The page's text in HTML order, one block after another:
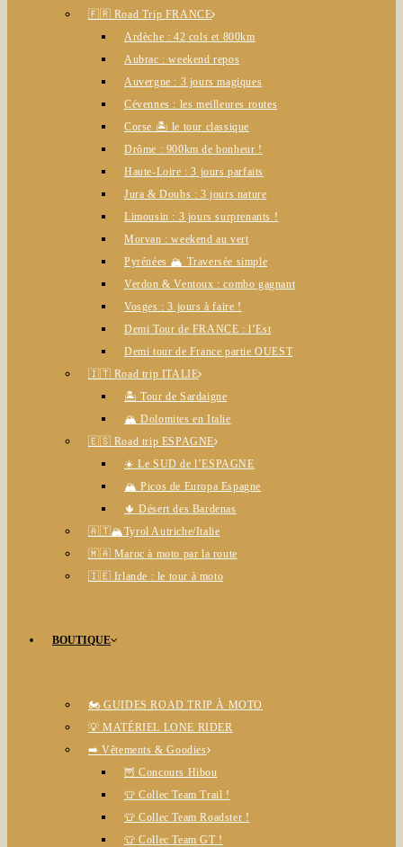
🇫🇷 Road Trip FRANCE
Ardèche : 42 cols et 800km
Aubrac : weekend repos
Auvergne : 3 jours magiques
Cévennes : les meilleures routes
Corse 🏝️ le tour classique
Drôme : 900km de bonheur !
Haute-Loire : 3 jours parfaits
Jura & Doubs : 3 jours nature
Limousin : 3 jours surprenants !
Morvan : weekend au vert
Pyrénées 🏔️ Traversée simple
Verdon & Ventoux : combo gagnant
Vosges : 3 jours à faire !
Demi Tour de FRANCE : l’Est
Demi tour de France partie OUEST
🇮🇹 Road trip ITALIE
🏝️ Tour de Sardaigne
🏔️ Dolomites en Italie
🇪🇸 Road trip ESPAGNE
☀️ Le SUD de l’ESPAGNE
🏔️ Picos de Europa Espagne
🌵 Désert des Bardenas
🇦🇹🏔️Tyrol Autriche/Italie
🇲🇦 Maroc à moto par la route
🇮🇪 Irlande : le tour à moto
BOUTIQUE
🏍️ GUIDES ROAD TRIP À MOTO
💡 MATÉRIEL LONE RIDER
➡️ Vêtements & Goodies
🦉 Concours Hibou
👕 Collec Team Trail !
👕 Collec Team Roadster !
👕 Collec Team GT !